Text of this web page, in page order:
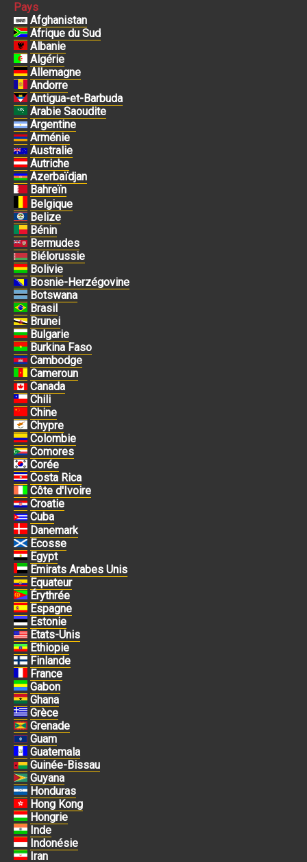
Pays
Afghanistan
Afrique du Sud
Albanie
Algérie
Allemagne
Andorre
Antigua-et-Barbuda
Arabie Saoudite
Argentine
Arménie
Australie
Autriche
Azerbaïdjan
Bahreïn
Belgique
Belize
Bénin
Bermudes
Biélorussie
Bolivie
Bosnie-Herzégovine
Botswana
Brasil
Brunei
Bulgarie
Burkina Faso
Cambodge
Cameroun
Canada
Chili
Chine
Chypre
Colombie
Comores
Corée
Costa Rica
Côte d'Ivoire
Croatie
Cuba
Danemark
Ecosse
Egypt
Emirats Arabes Unis
Equateur
Érythrée
Espagne
Estonie
Etats-Unis
Ethiopie
Finlande
France
Gabon
Ghana
Grèce
Grenade
Guam
Guatemala
Guinée-Bissau
Guyana
Honduras
Hong Kong
Hongrie
Inde
Indonésie
Iran